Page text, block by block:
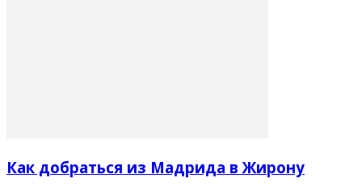
Как добраться из Мадрида в Жирону